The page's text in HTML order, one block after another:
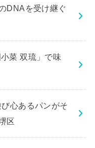
DNAを受け継ぐ
菜 双琉」で味
心あるパンがそ
区